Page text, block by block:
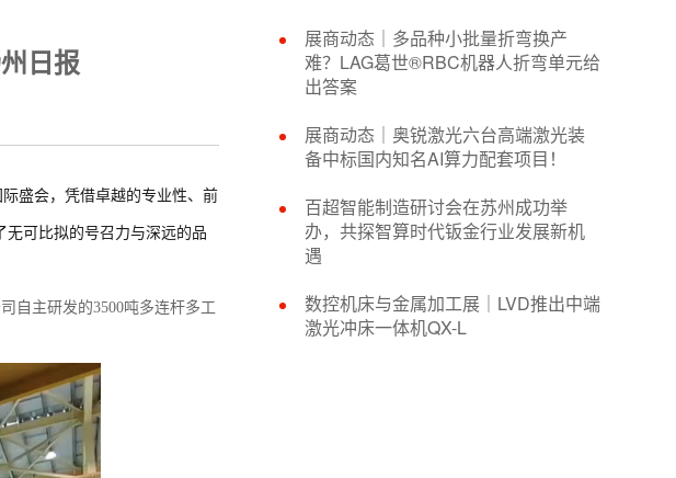
日报
盛会，凭借卓越的专业性、前
可比拟的号召力与深远的品
自主研发的3500吨多连杆多工
展商动态｜多品种小批量折弯换产
难？LAG葛世®RBC机器人折弯单元给
出答案
展商动态｜奥锐激光六台高端激光装
备中标国内知名AI算力配套项目！
百超智能制造研讨会在苏州成功举
办，共探智算时代钣金行业发展新机
遇
数控机床与金属加工展｜LVD推出中端
激光冲床一体机QX-L